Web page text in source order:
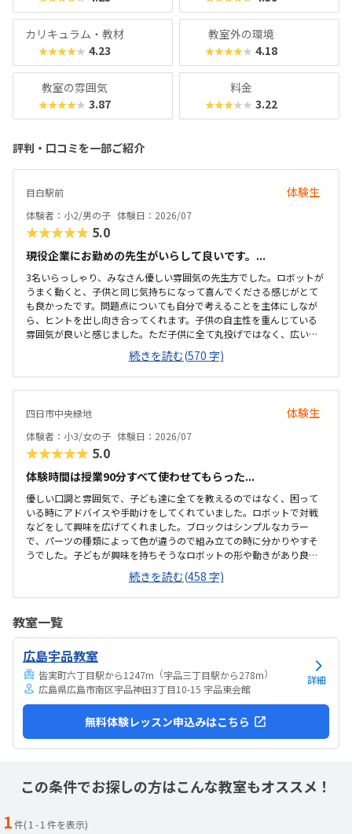
カリキュラム・教材
★★★★★ 4.23
教室外の環境
★★★★★ 4.18
教室の雰囲気
★★★★★ 3.87
料金
★★★★★ 3.22
評判・口コミを一部ご紹介
目白駅前 体験生
体験者：小2/男の子 体験日：2026/07
★★★★★ 5.0
現役企業にお勤めの先生がいらして良いです。...
3名いらっしゃり、みなさん優しい雰囲気の先生方でした。ロボットが
うまく動くと、子供と同じ気持ちになって喜んでくださる感じがとて
も良かったです。問題点についても自分で考えることを主体にしなが
ら、ヒントを出し向き合ってくれます。子供の自主性を重んじている
雰囲気が良いと感じました。ただ子供に全て丸投げではなく、広い机
の上に「教科書とキットをどこに置いたらやりやすいかな？」と声を
かけてくださり、そこから自分で考えていました。ロボット作りもヒ
ントをいただきながら、自分で教科書を読んで作り上げていました。
駅近くですが、静かな環境です。急な坂道があるので、暑い夏など、重
できました。入室したら必ず手を洗うルールも良いです。教室にある
教科書などもきちんと整理整頓されています。キット代が兄弟割引で
半額になりました。入会金も無料に。欲を言えば、...
続きを読む(570 字)
四日市中央緑地 体験生
体験者：小3/女の子 体験日：2026/07
★★★★★ 5.0
体験時間は授業90分すべて使わせてもらった...
優しい口調と雰囲気で、子ども達に全てを教えるのではなく、困って
いる時にアドバイスや手助けをしてくれていました。ロボットで対戦
などをして興味を広げてくれました。ブロックはシンプルなカラー
で、パーツの種類によって色が違うので組み立ての時に分かりやすそ
うでした。子どもが興味を持ちそうなロボットの形や動きがあり良か
ったです。駐車場は停めやすく、分かりやすい場所にあるので助かり
ます。近くに別の施設もあるので、習ってない兄弟が過ごしやすいと
思いました。教室はシンプルで余計なものが置いてないので集中でき
したりできるのは助かります。料金は今の物価で考えれば高いとは思
いませんが、子どもの成長具合で判断すると思います。子どもが自発
的にどんどん作り進めていったのには正直驚きました。最初からたく
さんあれこれ説明されずブロックを触らせてもらったの...
続きを読む(458 字)
教室一覧
広島宇品教室
皆実町六丁目駅から1247m （宇品三丁目駅から278m）
広島県広島市南区宇品神田3丁目10-15 宇品東会館
詳細
無料体験レッスン申込みはこちら
この条件でお探しの方はこんな教室もオススメ！
1件(1 -1 件を表示)